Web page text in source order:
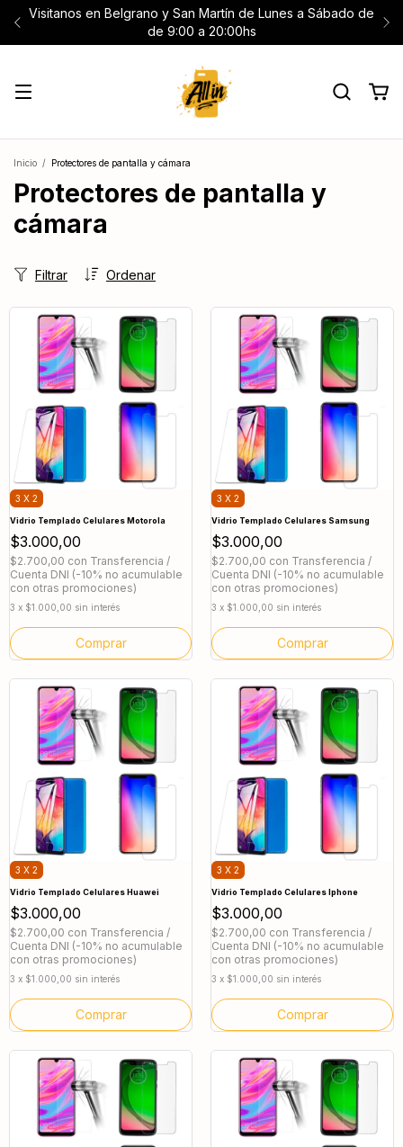
Visitanos en Belgrano y San Martín de Lunes a Sábado de
de 9:00 a 20:00hs
Inicio / Protectores de pantalla y cámara
Protectores de pantalla y
cámara
Ordenar
Filtrar
3 X 2
Vidrio Templado Celulares Motorola
$3.000,00
$2.700,00 con Transferencia /
Cuenta DNI (-10% no acumulable
con otras promociones)
3 x $1.000,00 sin interés
Comprar
3 X 2
Vidrio Templado Celulares Samsung
$3.000,00
$2.700,00 con Transferencia /
Cuenta DNI (-10% no acumulable
con otras promociones)
3 x $1.000,00 sin interés
Comprar
3 X 2
Vidrio Templado Celulares Huawei
$3.000,00
$2.700,00 con Transferencia /
Cuenta DNI (-10% no acumulable
con otras promociones)
3 x $1.000,00 sin interés
Comprar
3 X 2
Vidrio Templado Celulares Iphone
$3.000,00
$2.700,00 con Transferencia /
Cuenta DNI (-10% no acumulable
con otras promociones)
3 x $1.000,00 sin interés
Comprar